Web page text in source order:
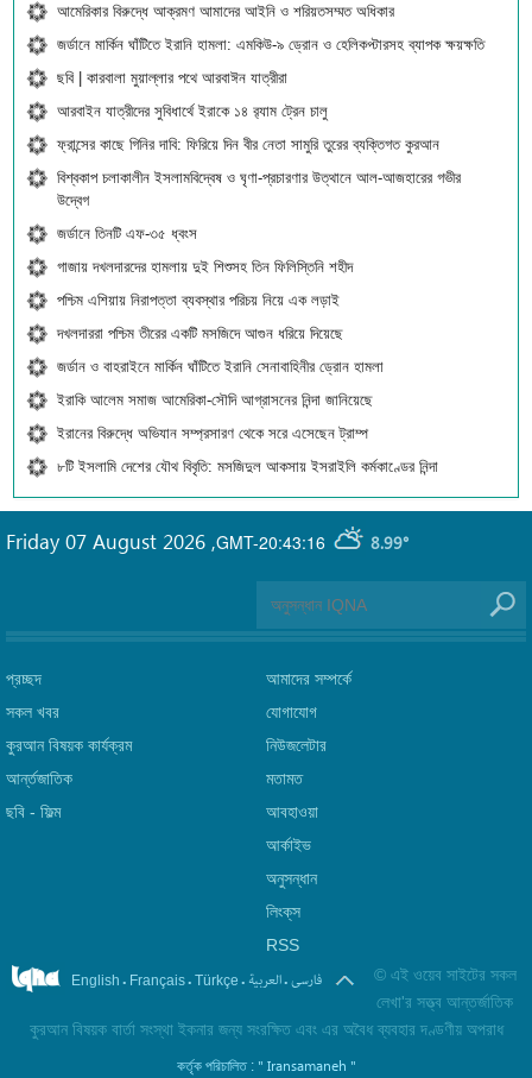
আমেরিকার বিরুদ্ধে আক্রমণ আমাদের আইনি ও শরিয়তসম্মত অধিকার
জর্ডানে মার্কিন ঘাঁটিতে ইরানি হামলা: এমকিউ-৯ ড্রোন ও হেলিকপ্টারসহ ব্যাপক ক্ষয়ক্ষতি
ছবি | কারবালা মুয়াল্লার পথে আরবাঈন যাত্রীরা
আরবাইন যাত্রীদের সুবিধার্থে ইরাকে ১৪ র‍্যাম ট্রেন চালু
ফ্রান্সের কাছে গিনির দাবি: ফিরিয়ে দিন বীর নেতা সামুরি তুরের ব্যক্তিগত কুরআন
বিশ্বকাপ চলাকালীন ইসলামবিদ্বেষ ও ঘৃণা-প্রচারণার উত্থানে আল-আজহারের গভীর
উদ্বেগ
জর্ডানে তিনটি এফ-৩৫ ধ্বংস
গাজায় দখলদারদের হামলায় দুই শিশুসহ তিন ফিলিস্তিনি শহীদ
পশ্চিম এশিয়ায় নিরাপত্তা ব্যবস্থার পরিচয় নিয়ে এক লড়াই
দখলদাররা পশ্চিম তীরের একটি মসজিদে আগুন ধরিয়ে দিয়েছে
জর্ডান ও বাহরাইনে মার্কিন ঘাঁটিতে ইরানি সেনাবাহিনীর ড্রোন হামলা
ইরাকি আলেম সমাজ আমেরিকা-সৌদি আগ্রাসনের নিন্দা জানিয়েছে
ইরানের বিরুদ্ধে অভিযান সম্প্রসারণ থেকে সরে এসেছেন ট্রাম্প
৮টি ইসলামি দেশের যৌথ বিবৃতি: মসজিদুল আকসায় ইসরাইলি কর্মকাণ্ডের নিন্দা
GMT-20:43:16 8.99°
Friday 07 August 2026 ,
প্রচ্ছদ
সকল খবর
কুরআন বিষয়ক কার্যক্রম
আর্ন্তজাতিক
ছবি‎ - ফিল্ম
আমাদের সম্পর্কে
যোগাযোগ
নিউজলেটার
মতামত
আবহাওয়া
আর্কাইভ
অনুসন্ধান
লিংক্‌স
RSS
English . Français. Türkçe . العربیة.فارسی © এই ওয়েব সাইটের সকল
লেখা'র সত্ত্ব আন্তর্জাতিক
কুরআন বিষয়ক বার্তা সংস্থা ইকনার জন্য সংরক্ষিত এবং এর অবৈধ ব্যবহার দণ্ডণীয় অপরাধ
কর্তৃক পরিচালিত : " Iransamaneh "